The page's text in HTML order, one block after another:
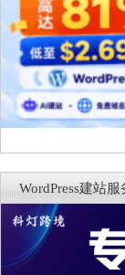
WordPress建站服